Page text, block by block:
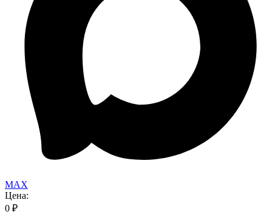
MAX
Цена:
0 ₽